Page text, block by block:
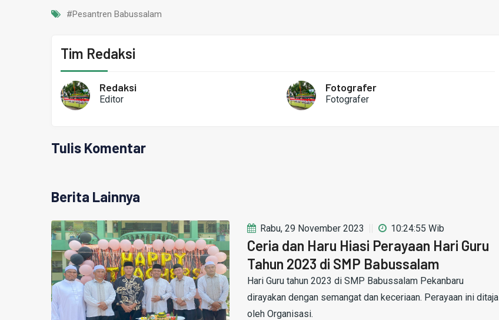
#Pesantren Babussalam
Tim Redaksi
Redaksi
Editor
Fotografer
Fotografer
Tulis Komentar
Berita Lainnya
Rabu, 29 November 2023 10:24:55 Wib
Ceria dan Haru Hiasi Perayaan Hari Guru
Tahun 2023 di SMP Babussalam
Hari Guru tahun 2023 di SMP Babussalam Pekanbaru
dirayakan dengan semangat dan keceriaan. Perayaan ini ditaja
oleh Organisasi.